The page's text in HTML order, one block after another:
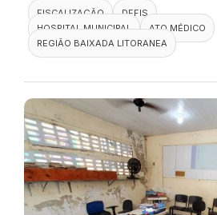
FISCALIZAÇÃO
DEFIS
HOSPITAL MUNICIPAL
ATO MÉDICO
REGIÃO BAIXADA LITORANEA